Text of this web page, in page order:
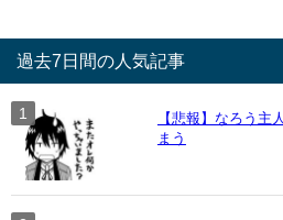
過去7日間の人気記事
【悲報】なろう主
まう